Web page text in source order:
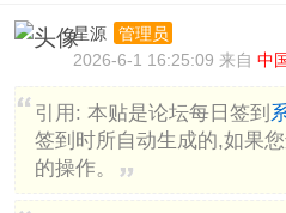
星源
管理员
2026-6-1 16:25:09 来自 中
引用: 本贴是论坛每日签到
签到时所自动生成的,如果
的操作。